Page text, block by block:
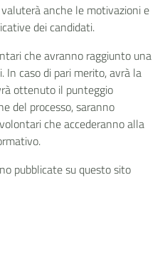
anche le motivazioni e
dei candidati.
che avranno raggiunto una
caso di pari merito, avrà la
ottenuto il punteggio
del processo, saranno
che accederanno alla
pubblicate su questo sito